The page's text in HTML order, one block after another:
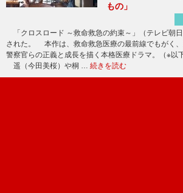
もの」
「クロスロード ～救命救急の約束～」（テレビ朝
された。 本作は、救命救急医療の最前線でもがく、
警察官らの正義と成長を描く本格医療ドラマ。（※以
遥（今田美桜）や桐 … 続きを読む